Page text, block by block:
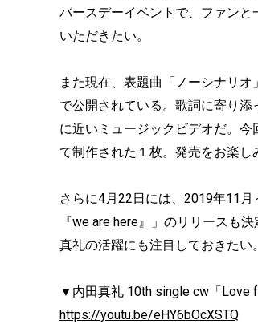
バースデーイベントで、ファン
いただきたい。
また現在、表題曲「ノーシナリ
で公開されている。歌詞に寄り
に近いミュージックビデオだ。
て制作された１枚。発売をお楽し
さらに4月22日には、2019年11月
『we are here』」のリリースも
真礼の活躍にも注目しておきたい。
▼内田真礼 10th single cw「Love
https://youtu.be/eHY6bOcXSTQ